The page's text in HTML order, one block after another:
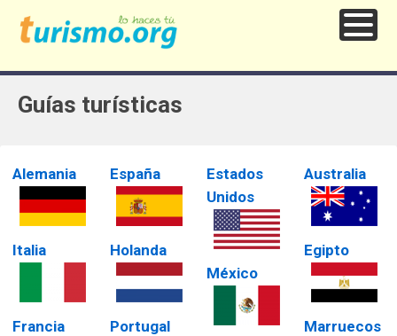
Guías turísticas
Alemania
Italia
Francia
España
Holanda
Portugal
Estados
Unidos
México
Australia
Egipto
Marruecos